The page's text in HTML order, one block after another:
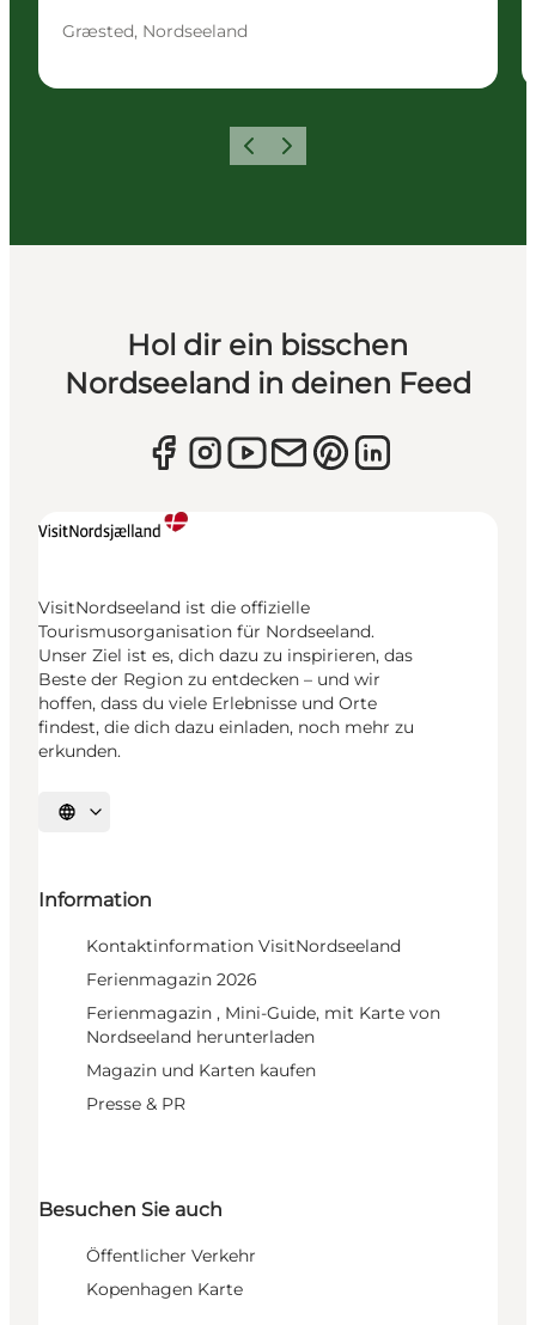
Græsted, Nordseeland
ZurückWeiter
Hol dir ein bisschen
Nordseeland in deinen Feed
VisitNordseeland ist die offizielle
Tourismusorganisation für Nordseeland.
Unser Ziel ist es, dich dazu zu inspirieren, das
Beste der Region zu entdecken – und wir
hoffen, dass du viele Erlebnisse und Orte
findest, die dich dazu einladen, noch mehr zu
erkunden.
Sprache auswählen
Information
Kontaktinformation VisitNordseeland
Ferienmagazin 2026
Ferienmagazin , Mini-Guide, mit Karte von
Nordseeland herunterladen
Magazin und Karten kaufen
Presse & PR
Besuchen Sie auch
Öffentlicher Verkehr
Kopenhagen Karte